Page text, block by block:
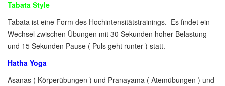
Tabata Style
Tabata ist eine Form des Hochintensitätstrainings. Es findet ein
Wechsel zwischen Übungen mit 30 Sekunden hoher Belastung
und 15 Sekunden Pause ( Puls geht runter ) statt.
Hatha Yoga
Asanas ( Körperübungen ) und Pranayama ( Atemübungen ) und